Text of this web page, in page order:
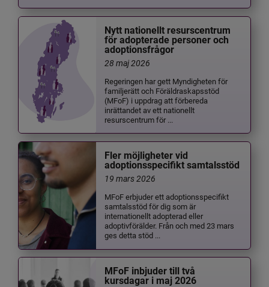
Nytt nationellt resurscentrum
för adopterade personer och
adoptionsfrågor
28 maj 2026
Regeringen har gett Myndigheten för
familjerätt och Föräldraskapsstöd
(MFoF) i uppdrag att förbereda
inrättandet av ett nationellt
resurscentrum för ...
Fler möjligheter vid
adoptionsspecifikt samtalsstöd
19 mars 2026
MFoF erbjuder ett adoptionsspecifikt
samtalsstöd för dig som är
internationellt adopterad eller
adoptivförälder. Från och med 23 mars
ges detta stöd ...
MFoF inbjuder till två
kursdagar i maj 2026